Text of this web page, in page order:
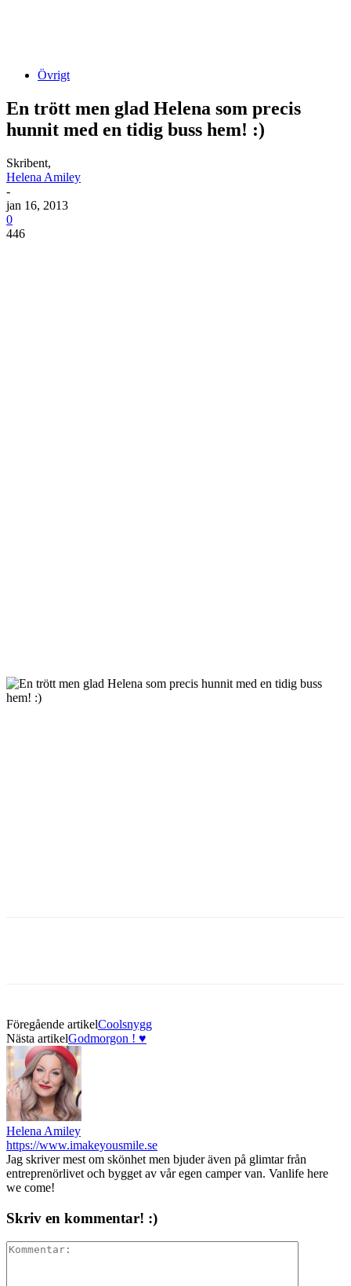
Övrigt
En trött men glad Helena som precis
hunnit med en tidig buss hem! :)
Skribent,
Helena Amiley
-
jan 16, 2013
0
446
Föregående artikelCoolsnygg
Nästa artikelGodmorgon ! ♥
Helena Amiley
https://www.imakeyousmile.se
Jag skriver mest om skönhet men bjuder även på glimtar från
entreprenörlivet och bygget av vår egen camper van. Vanlife here
we come!
Skriv en kommentar! :)